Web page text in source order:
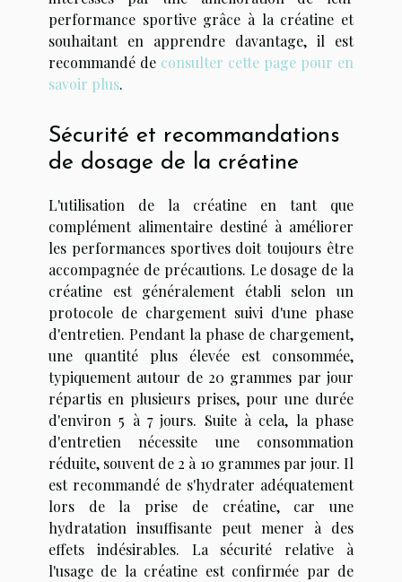
performance sportive grâce à la créatine et
souhaitant en apprendre davantage, il est
recommandé de consulter cette page pour en
savoir plus.
Sécurité et recommandations
de dosage de la créatine
L'utilisation de la créatine en tant que
complément alimentaire destiné à améliorer
les performances sportives doit toujours être
accompagnée de précautions. Le dosage de la
créatine est généralement établi selon un
protocole de chargement suivi d'une phase
d'entretien. Pendant la phase de chargement,
une quantité plus élevée est consommée,
typiquement autour de 20 grammes par jour
répartis en plusieurs prises, pour une durée
d'environ 5 à 7 jours. Suite à cela, la phase
d'entretien nécessite une consommation
réduite, souvent de 2 à 10 grammes par jour. Il
est recommandé de s'hydrater adéquatement
lors de la prise de créatine, car une
hydratation insuffisante peut mener à des
effets indésirables. La sécurité relative à
l'usage de la créatine est confirmée par de